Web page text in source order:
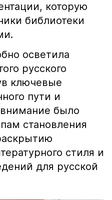
которую
библиотеки
осветила
русского
ключевые
пути и
было
становления
стиля и
для русской